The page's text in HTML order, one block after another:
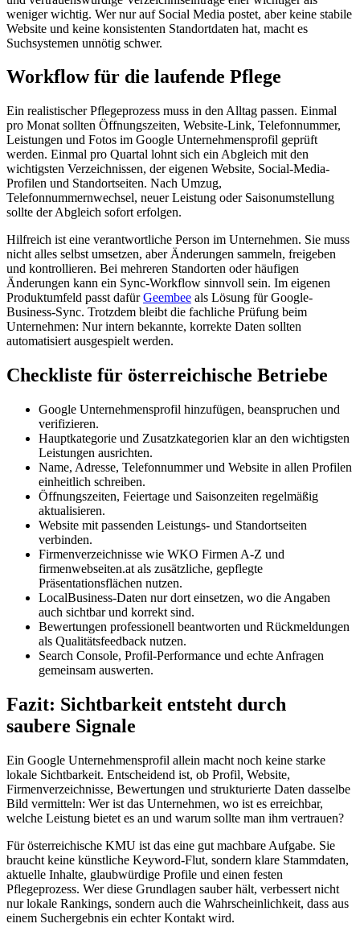
weniger wichtig. Wer nur auf Social Media postet, aber keine stabile
Website und keine konsistenten Standortdaten hat, macht es
Suchsystemen unnötig schwer.
Workflow für die laufende Pflege
Ein realistischer Pflegeprozess muss in den Alltag passen. Einmal
pro Monat sollten Öffnungszeiten, Website-Link, Telefonnummer,
Leistungen und Fotos im Google Unternehmensprofil geprüft
werden. Einmal pro Quartal lohnt sich ein Abgleich mit den
wichtigsten Verzeichnissen, der eigenen Website, Social-Media-
Profilen und Standortseiten. Nach Umzug,
Telefonnummernwechsel, neuer Leistung oder Saisonumstellung
sollte der Abgleich sofort erfolgen.
Hilfreich ist eine verantwortliche Person im Unternehmen. Sie muss
nicht alles selbst umsetzen, aber Änderungen sammeln, freigeben
und kontrollieren. Bei mehreren Standorten oder häufigen
Änderungen kann ein Sync-Workflow sinnvoll sein. Im eigenen
Produktumfeld passt dafürGeembee als Lösung für Google-
Business-Sync. Trotzdem bleibt die fachliche Prüfung beim
Unternehmen: Nur intern bekannte, korrekte Daten sollten
automatisiert ausgespielt werden.
Checkliste für österreichische Betriebe
Google Unternehmensprofil hinzufügen, beanspruchen und
verifizieren.
Hauptkategorie und Zusatzkategorien klar an den wichtigsten
Leistungen ausrichten.
Name, Adresse, Telefonnummer und Website in allen Profilen
einheitlich schreiben.
Öffnungszeiten, Feiertage und Saisonzeiten regelmäßig
aktualisieren.
Website mit passenden Leistungs- und Standortseiten
verbinden.
Firmenverzeichnisse wie WKO Firmen A-Z und
firmenwebseiten.at als zusätzliche, gepflegte
Präsentationsflächen nutzen.
LocalBusiness-Daten nur dort einsetzen, wo die Angaben
auch sichtbar und korrekt sind.
Bewertungen professionell beantworten und Rückmeldungen
als Qualitätsfeedback nutzen.
Search Console, Profil-Performance und echte Anfragen
gemeinsam auswerten.
Fazit: Sichtbarkeit entsteht durch
saubere Signale
Ein Google Unternehmensprofil allein macht noch keine starke
lokale Sichtbarkeit. Entscheidend ist, ob Profil, Website,
Firmenverzeichnisse, Bewertungen und strukturierte Daten dasselbe
Bild vermitteln: Wer ist das Unternehmen, wo ist es erreichbar,
welche Leistung bietet es an und warum sollte man ihm vertrauen?
Für österreichische KMU ist das eine gut machbare Aufgabe. Sie
braucht keine künstliche Keyword-Flut, sondern klare Stammdaten,
aktuelle Inhalte, glaubwürdige Profile und einen festen
Pflegeprozess. Wer diese Grundlagen sauber hält, verbessert nicht
nur lokale Rankings, sondern auch die Wahrscheinlichkeit, dass aus
einem Suchergebnis ein echter Kontakt wird.